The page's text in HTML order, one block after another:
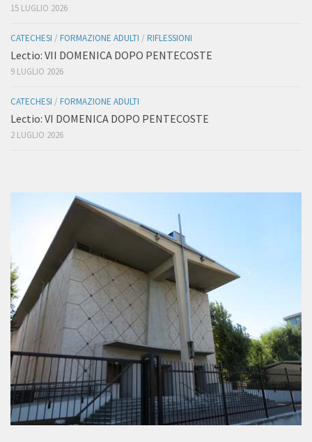
15 LUGLIO 2026
CATECHESI / FORMAZIONE ADULTI / RIFLESSIONI
Lectio: VII DOMENICA DOPO PENTECOSTE
9 LUGLIO 2026
CATECHESI / FORMAZIONE ADULTI
Lectio: VI DOMENICA DOPO PENTECOSTE
2 LUGLIO 2026